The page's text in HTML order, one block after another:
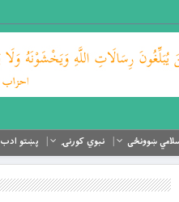
ښوونځی نبوي کورنۍ پښتو ادب